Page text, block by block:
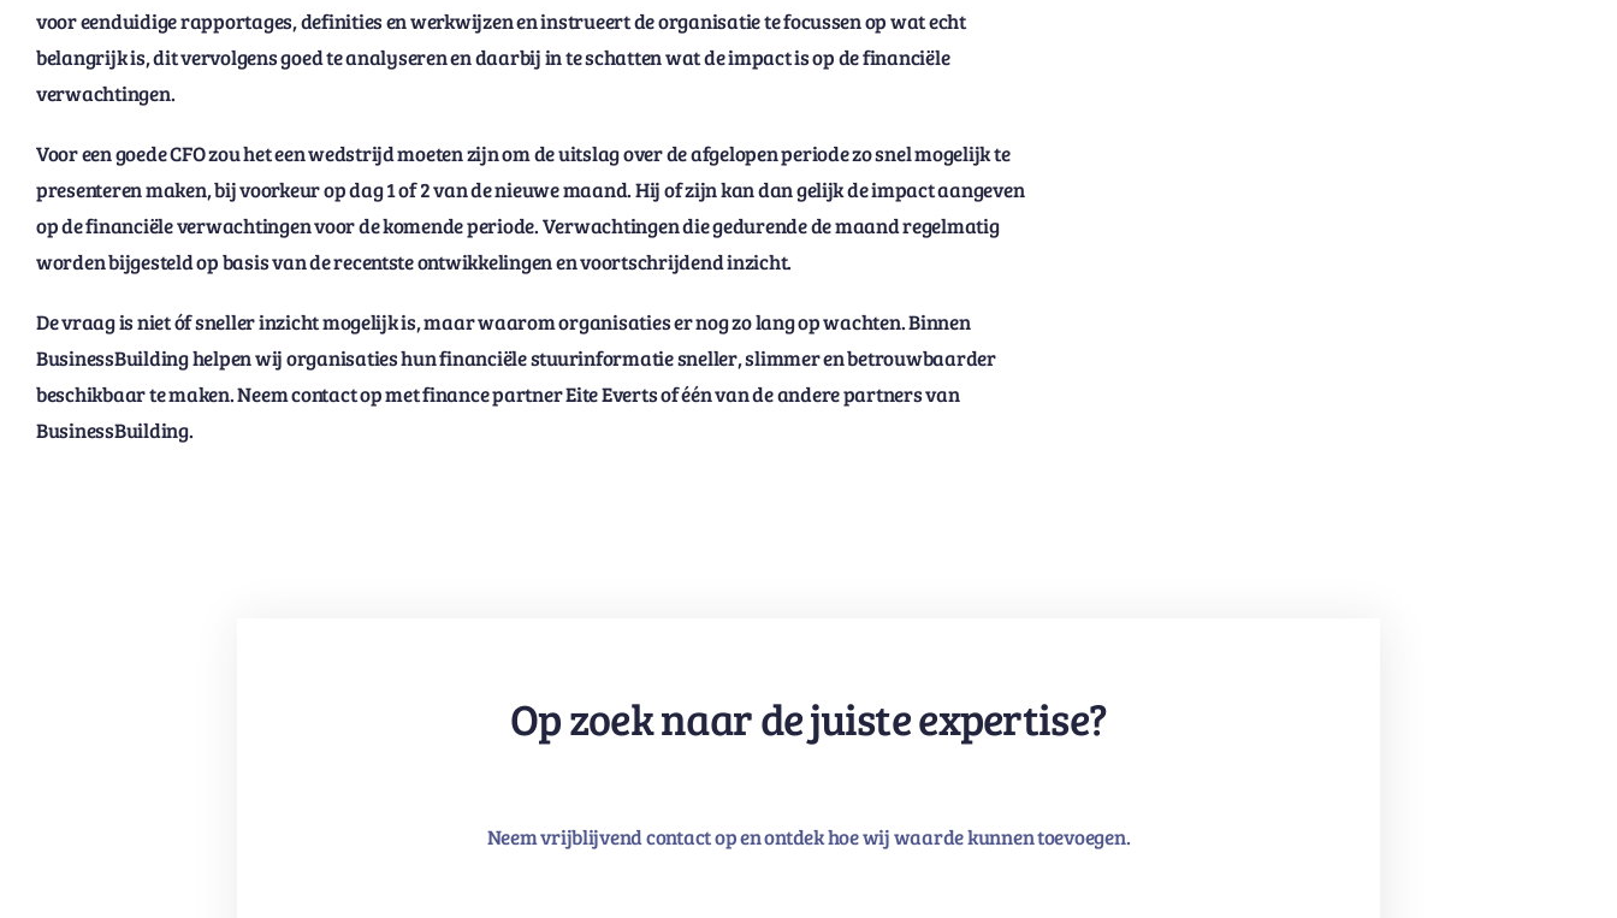
voor eenduidige rapportages, definities en werkwijzen en instrueert de organisatie te focussen op wat echt
belangrijk is, dit vervolgens goed te analyseren en daarbij in te schatten wat de impact is op de financiële
verwachtingen.
Voor een goede CFO zou het een wedstrijd moeten zijn om de uitslag over de afgelopen periode zo snel mogelijk te
presenteren maken, bij voorkeur op dag 1 of 2 van de nieuwe maand. Hij of zijn kan dan gelijk de impact aangeven
op de financiële verwachtingen voor de komende periode. Verwachtingen die gedurende de maand regelmatig
worden bijgesteld op basis van de recentste ontwikkelingen en voortschrijdend inzicht.
De vraag is niet óf sneller inzicht mogelijk is, maar waarom organisaties er nog zo lang op wachten. Binnen
BusinessBuilding helpen wij organisaties hun financiële stuurinformatie sneller, slimmer en betrouwbaarder
beschikbaar te maken. Neem contact op met finance partner Eite Everts of één van de andere partners van
BusinessBuilding.
Op zoek naar de juiste expertise?
Neem vrijblijvend contact op en ontdek hoe wij waarde kunnen toevoegen.